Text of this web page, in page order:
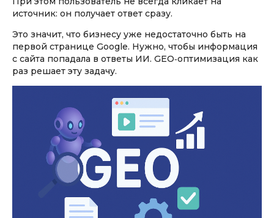
источник: он получает ответ сразу.
Это значит, что бизнесу уже недостаточно быть на
первой странице Google. Нужно, чтобы информация
с сайта попадала в ответы ИИ. GEO‑оптимизация как
раз решает эту задачу.